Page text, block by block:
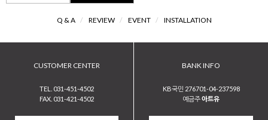
Q & A / REVIEW / EVENT / INSTALLATION
CUSTOMER CENTER
TEL. 031-451-4502
FAX. 031-421-4502
BANK INFO
KB국민 276701-04-237598
예금주아트유